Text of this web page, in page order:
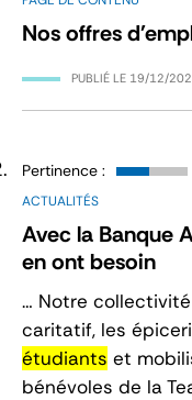
Nos offres
PUBLIÉ LE 19/12/
ACTUALITÉS
Avec la Banque
en ont besoin
Pertinence :
… Notre
caritatif, les
étudiants et
bénévoles de la